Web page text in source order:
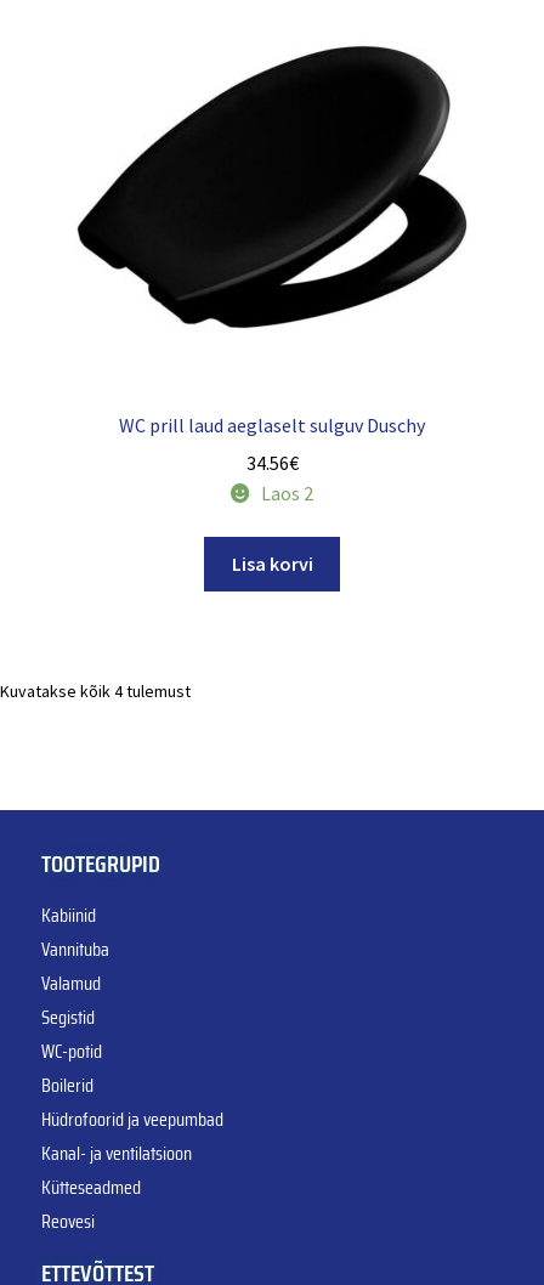
WC prill laud aeglaselt sulguv Duschy
34.56€
Laos 2
Lisa korvi
Kuvatakse kõik 4 tulemust
TOOTEGRUPID
Kabiinid
Vannituba
Valamud
Segistid
WC-potid
Boilerid
Hüdrofoorid ja veepumbad
Kanal- ja ventilatsioon
Kütteseadmed
Reovesi
ETTEVÕTTEST